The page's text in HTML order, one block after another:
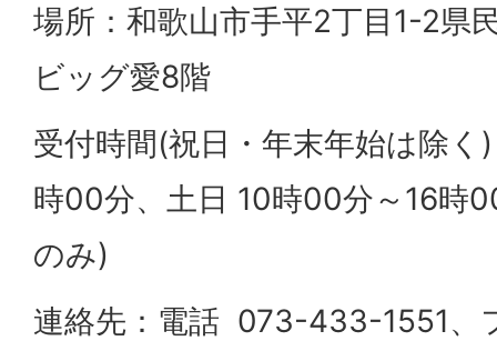
場所：和歌山市手平2丁目1-2県
ビッグ愛8階
受付時間(祝日・年末年始は除
時00分、土日 10時00分～16時
のみ)
連絡先：電話 073-433-1551